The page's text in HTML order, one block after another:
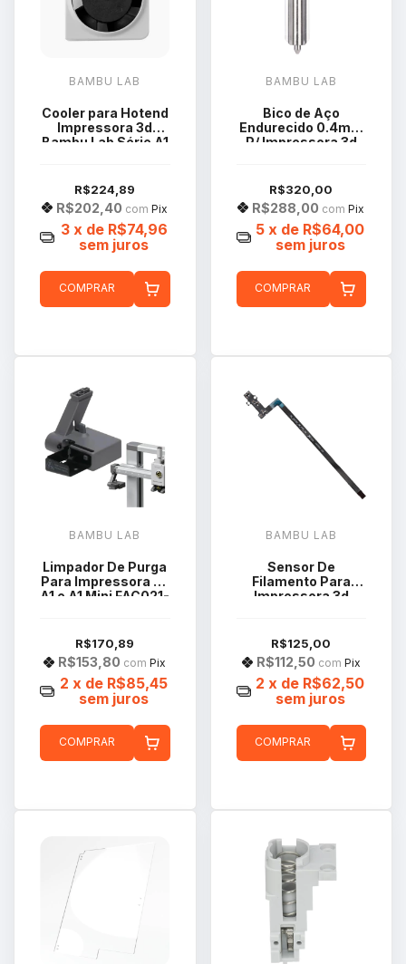
BAMBU LAB
Cooler para Hotend
Impressora 3d
Bambu Lab Série A1
R$224,89
R$202,40 com Pix
3 x de R$74,96
sem juros
COMPRAR
BAMBU LAB
Bico de Aço
Endurecido 0.4mm
P/ Impressora 3d
H2C FAH060
R$320,00
R$288,00 com Pix
5 x de R$64,00
sem juros
COMPRAR
BAMBU LAB
Limpador De Purga
Para Impressora 3d
A1 e A1 Mini FAC021-
R$170,89
R$153,80 com Pix
2 x de R$85,45
sem juros
COMPRAR
BAMBU LAB
Sensor De
Filamento Para
Impressora 3d
R$125,00
R$112,50 com Pix
2 x de R$62,50
sem juros
COMPRAR